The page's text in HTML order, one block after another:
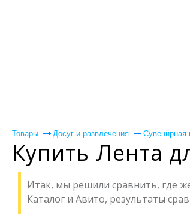
Товары Досуг и развлечения Сувенирная
Купить Лента
Итак, мы решили сравнить, где
Каталог и Авито, результаты